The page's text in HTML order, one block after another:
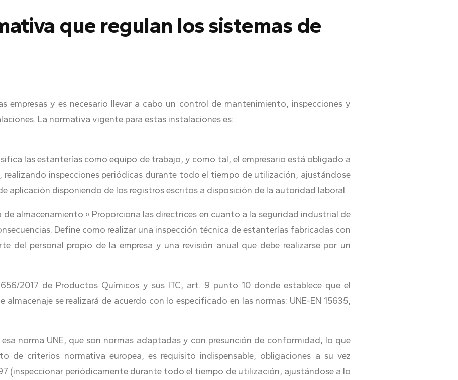
que regulan los sistemas de
empresas y es necesario llevar a cabo un control de mantenimiento, inspecciones y
La normativa vigente para estas instalaciones es:
las estanterías como equipo de trabajo, y como tal, el empresario está obligado a
inspecciones periódicas durante todo el tiempo de utilización, ajustándose
aplicación disponiendo de los registros escritos a disposición de la autoridad laboral.
almacenamiento.» Proporciona las directrices en cuanto a la seguridad industrial de
Define como realizar una inspección técnica de estanterías fabricadas con
del personal propio de la empresa y una revisión anual que debe realizarse por un
2017 de Productos Químicos y sus ITC, art. 9 punto 10 donde establece que el
se realizará de acuerdo con lo especificado en las normas: UNE-EN 15635,
norma UNE, que son normas adaptadas y con presunción de conformidad, lo que
de criterios normativa europea, es requisito indispensable, obligaciones a su vez
(inspeccionar periódicamente durante todo el tiempo de utilización, ajustándose a lo